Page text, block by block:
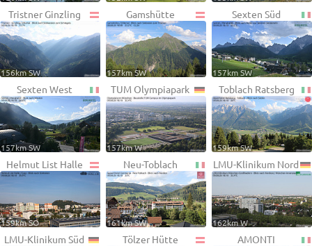
Tristner Ginzling
156km SW
Gamshütte
157km SW
Sexten Süd
157km SW
Sexten West
157km SW
TUM Olympiapark
157km W
Toblach Ratsberg
159km SW
Helmut List Halle
159km SO
Neu-Toblach
161km SW
LMU-Klinikum Nord
162km W
LMU-Klinikum Süd Tölzer Hütte AMONTI